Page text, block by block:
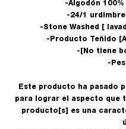
-Algodón 100%
-24/1
-Stone Washed [
-Producto Teñido
-[No tiene
-
Este producto ha pasado
para lograr el aspecto que
producto[s] es una